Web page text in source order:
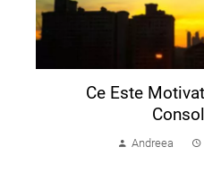
Ce Este
Andreea